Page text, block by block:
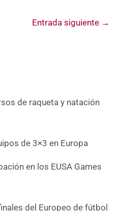
Entrada siguiente →
de raqueta y natación
de 3×3 en Europa
en los EUSA Games
del Europeo de fútbol